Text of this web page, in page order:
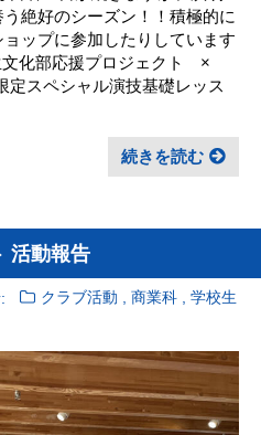
絶好のシーズン！！積極的に
ップに参加したりしています
文化部応援プロジェクト ×
定スペシャル演技基礎レッス
続きを読む
活動報告
クラブ活動 ,商業科 ,学校生